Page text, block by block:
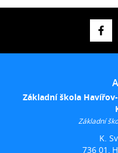
Základní škola
Základní
K.
736 01,